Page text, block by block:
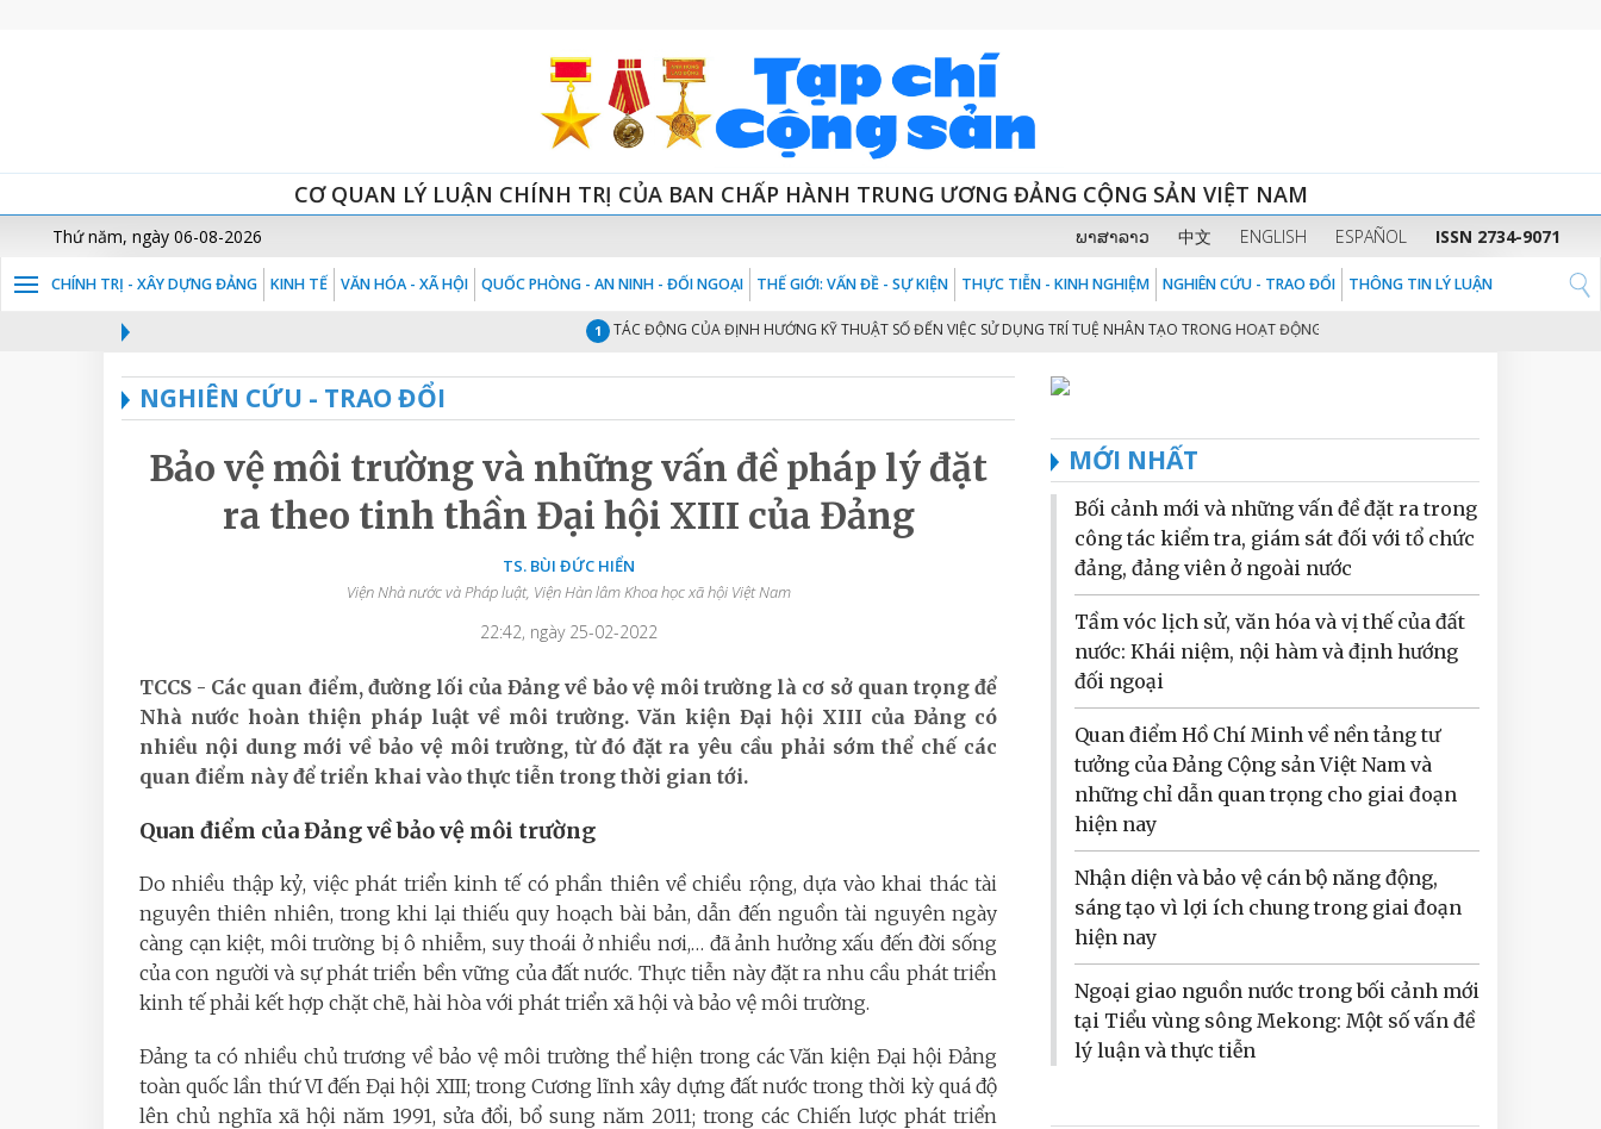
CƠ QUAN LÝ LUẬN CHÍNH TRỊ CỦA BAN CHẤP HÀNH TRUNG ƯƠNG ĐẢNG CỘNG SẢN VIỆT NAM
Thứ năm, ngày 06-08-2026 ພາສາລາວ 中文 ENGLISH ESPAÑOL ISSN 2734-9071
CHÍNH TRỊ - XÂY DỰNG ĐẢNG KINH TẾ VĂN HÓA - XÃ HỘI QUỐC PHÒNG - AN NINH - ĐỐI NGOẠI THẾ GIỚI: VẤN ĐỀ - SỰ KIỆN THỰC TIỄN - KINH NGHIỆM NGHIÊN CỨU - TRAO ĐỔI THÔNG TIN LÝ LUẬN
TÁC ĐỘNG CỦA ĐỊNH HƯỚNG KỸ THUẬT SỐ ĐẾN VIỆC SỬ DỤNG TRÍ TUỆ NHÂN TẠO TRONG HOẠT ĐỘNG QUẢN TRỊ NGUỒN NHÂN LỰC CỦA CÁC
NGHIÊN CỨU - TRAO ĐỔI
Bảo vệ môi trường và những vấn đề pháp lý đặt
ra theo tinh thần Đại hội XIII của Đảng
TS. BÙI ĐỨC HIỂN
Viện Nhà nước và Pháp luật, Viện Hàn lâm Khoa học xã hội Việt Nam
22:42, ngày 25-02-2022
TCCS - Các quan điểm, đường lối của Đảng về bảo vệ môi trường là cơ sở quan trọng để
Nhà nước hoàn thiện pháp luật về môi trường. Văn kiện Đại hội XIII của Đảng có
nhiều nội dung mới về bảo vệ môi trường, từ đó đặt ra yêu cầu phải sớm thể chế các
quan điểm này để triển khai vào thực tiễn trong thời gian tới.
Quan điểm của Đảng về bảo vệ môi trường
Do nhiều thập kỷ, việc phát triển kinh tế có phần thiên về chiều rộng, dựa vào khai thác tài
nguyên thiên nhiên, trong khi lại thiếu quy hoạch bài bản, dẫn đến nguồn tài nguyên ngày
càng cạn kiệt, môi trường bị ô nhiễm, suy thoái ở nhiều nơi,… đã ảnh hưởng xấu đến đời sống
của con người và sự phát triển bền vững của đất nước. Thực tiễn này đặt ra nhu cầu phát triển
kinh tế phải kết hợp chặt chẽ, hài hòa với phát triển xã hội và bảo vệ môi trường.
Đảng ta có nhiều chủ trương về bảo vệ môi trường thể hiện trong các Văn kiện Đại hội Đảng
toàn quốc lần thứ VI đến Đại hội XIII; trong Cương lĩnh xây dựng đất nước trong thời kỳ quá độ
lên chủ nghĩa xã hội năm 1991, sửa đổi, bổ sung năm 2011; trong các Chiến lược phát triển
MỚI NHẤT
Bối cảnh mới và những vấn đề đặt ra trong
công tác kiểm tra, giám sát đối với tổ chức
đảng, đảng viên ở ngoài nước
Tầm vóc lịch sử, văn hóa và vị thế của đất
nước: Khái niệm, nội hàm và định hướng
đối ngoại
Quan điểm Hồ Chí Minh về nền tảng tư
tưởng của Đảng Cộng sản Việt Nam và
những chỉ dẫn quan trọng cho giai đoạn
hiện nay
Nhận diện và bảo vệ cán bộ năng động,
sáng tạo vì lợi ích chung trong giai đoạn
hiện nay
Ngoại giao nguồn nước trong bối cảnh mới
tại Tiểu vùng sông Mekong: Một số vấn đề
lý luận và thực tiễn